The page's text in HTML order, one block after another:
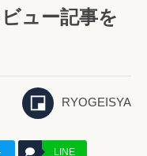
ュー記事を
RYOGEISYA
LINE